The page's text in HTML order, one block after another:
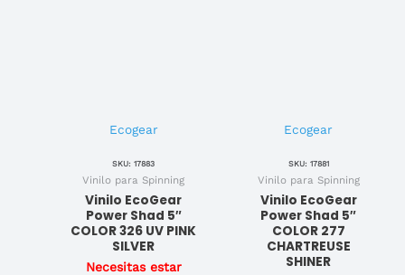
Ecogear
SKU: 17883
Vinilo para Spinning
Vinilo EcoGear
Power Shad 5″
COLOR 326 UV PINK
SILVER
Necesitas estar
Ecogear
SKU: 17881
Vinilo para Spinning
Vinilo EcoGear
Power Shad 5″
COLOR 277
CHARTREUSE
SHINER